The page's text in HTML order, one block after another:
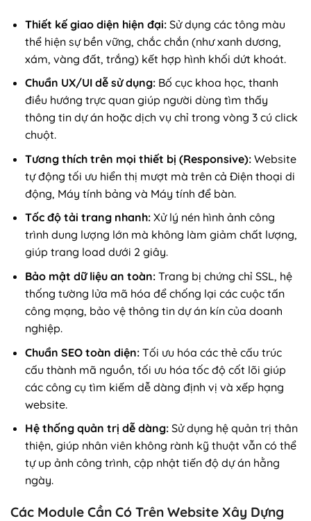
Thiết kế giao diện hiện đại:Sử dụng các tông màu
thể hiện sự bền vững, chắc chắn (như xanh dương,
xám, vàng đất, trắng) kết hợp hình khối dứt khoát.
Chuẩn UX/UI dễ sử dụng:Bố cục khoa học, thanh
điều hướng trực quan giúp người dùng tìm thấy
thông tin dự án hoặc dịch vụ chỉ trong vòng 3 cú click
chuột.
Tương thích trên mọi thiết bị (Responsive):Website
tự động tối ưu hiển thị mượt mà trên cả Điện thoại di
động, Máy tính bảng và Máy tính để bàn.
Tốc độ tải trang nhanh:Xử lý nén hình ảnh công
trình dung lượng lớn mà không làm giảm chất lượng,
giúp trang load dưới 2 giây.
Bảo mật dữ liệu an toàn:Trang bị chứng chỉ SSL, hệ
thống tường lửa mã hóa để chống lại các cuộc tấn
công mạng, bảo vệ thông tin dự án kín của doanh
nghiệp.
Chuẩn SEO toàn diện:Tối ưu hóa các thẻ cấu trúc
cấu thành mã nguồn, tối ưu hóa tốc độ cốt lõi giúp
các công cụ tìm kiếm dễ dàng định vị và xếp hạng
website.
Hệ thống quản trị dễ dàng:Sử dụng hệ quản trị thân
thiện, giúp nhân viên không rành kỹ thuật vẫn có thể
tự up ảnh công trình, cập nhật tiến độ dự án hằng
ngày.
Các Module Cần Có Trên Website Xây Dựng